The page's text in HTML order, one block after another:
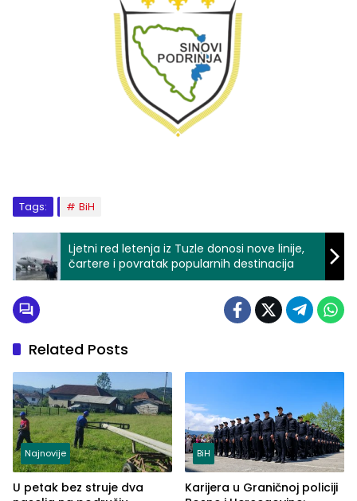
Tags: BiH
Ljetni red letenja iz Tuzle donosi nove linije,
čartere i povratak popularnih destinacija
Related Posts
Najnovije
U petak bez struje dva
BiH
Karijera u Graničnoj policiji